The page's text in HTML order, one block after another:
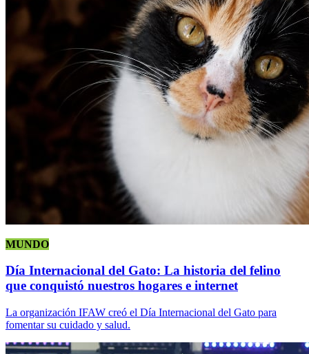
MUNDO
Día Internacional del Gato: La historia del felino
que conquistó nuestros hogares e internet
La organización IFAW creó el Día Internacional del Gato para
fomentar su cuidado y salud.